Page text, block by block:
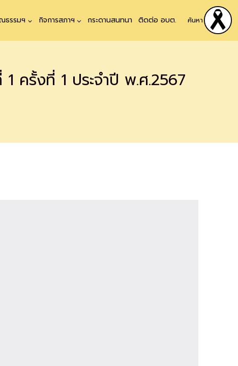
ธรรมฯ กิจการสภาฯ กระดานสนทนา ติดต่อ อบต. ค้นหา
ครั้งที่ 1 ประจำปี พ.ศ.2567